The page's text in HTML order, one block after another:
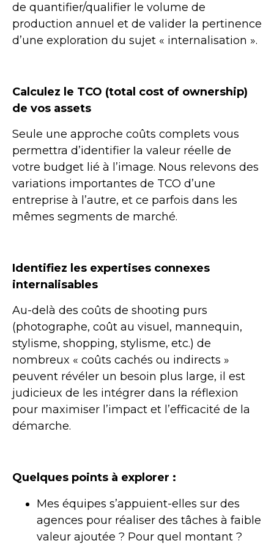
de quantifier/qualifier le volume de
production annuel et de valider la pertinence
d’une exploration du sujet « internalisation ».
Calculez le TCO (total cost of ownership)
de vos assets
Seule une approche coûts complets vous
permettra d’identifier la valeur réelle de
votre budget lié à l’image. Nous relevons des
variations importantes de TCO d’une
entreprise à l’autre, et ce parfois dans les
mêmes segments de marché.
Identifiez les expertises connexes
internalisables
Au-delà des coûts de shooting purs
(photographe, coût au visuel, mannequin,
stylisme, shopping, stylisme, etc.) de
nombreux « coûts cachés ou indirects »
peuvent révéler un besoin plus large, il est
judicieux de les intégrer dans la réflexion
pour maximiser l’impact et l’efficacité de la
démarche.
Quelques points à explorer :
Mes équipes s’appuient-elles sur des
agences pour réaliser des tâches à faible
valeur ajoutée ? Pour quel montant ?